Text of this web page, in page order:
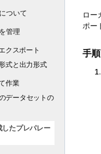
ついて
管理
クスポート
式と出力形式
作業
データセットの
したプレパレー
ロー
ポー
手順